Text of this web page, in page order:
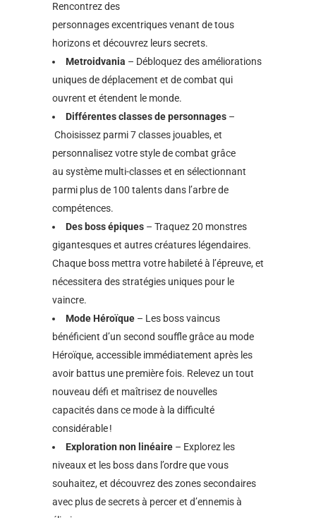
Rencontrez des
personnages excentriques venant de tous
horizons et découvrez leurs secrets.
Metroidvania – Débloquez des améliorations
uniques de déplacement et de combat qui
ouvrent et étendent le monde.
Différentes classes de personnages –
Choisissez parmi 7 classes jouables, et
personnalisez votre style de combat grâce
au système multi-classes et en sélectionnant
parmi plus de 100 talents dans l’arbre de
compétences.
Des boss épiques – Traquez 20 monstres
gigantesques et autres créatures légendaires.
Chaque boss mettra votre habileté à l’épreuve, et
nécessitera des stratégies uniques pour le
vaincre.
Mode Héroïque – Les boss vaincus
bénéficient d’un second souffle grâce au mode
Héroïque, accessible immédiatement après les
avoir battus une première fois. Relevez un tout
nouveau défi et maîtrisez de nouvelles
capacités dans ce mode à la difficulté
considérable !
Exploration non linéaire – Explorez les
niveaux et les boss dans l’ordre que vous
souhaitez, et découvrez des zones secondaires
avec plus de secrets à percer et d’ennemis à